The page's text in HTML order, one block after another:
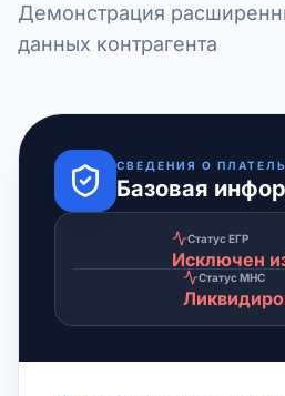
Демонстрация
данных контрагента
СВЕДЕНИЯ О
Базовая
Статус ЕГР
Исключен
Статус МНС